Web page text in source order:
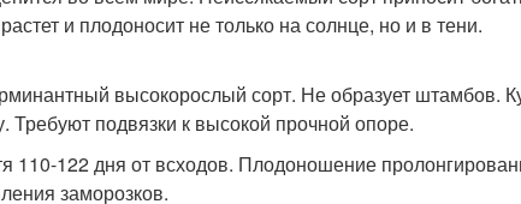
и плодоносит не только на солнце, но и в тени.
высокорослый сорт. Не образует штамбов.
Требуют подвязки к высокой прочной опоре.
110-122 дня от всходов. Плодоношение
заморозков.